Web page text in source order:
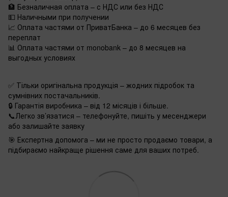
🏦 Безналичная оплата – с НДС или без НДС
💵 Наличными при получении
📈 Оплата частями от ПриватБанка – до 6 месяцев без
переплат
📊 Оплата частями от monobank – до 8 месяцев на
выгодных условиях
✅ Тільки оригінальна продукція – жодних підробок та
сумнівних постачальників.
🔒 Гарантія виробника – від 12 місяців і більше.
📞Легко зв’язатися – телефонуйте, пишіть у месенджери
або залишайте заявку
🎯 Експертна допомога – ми не просто продаємо товари, а
підбираємо найкраще рішення саме для ваших потреб.